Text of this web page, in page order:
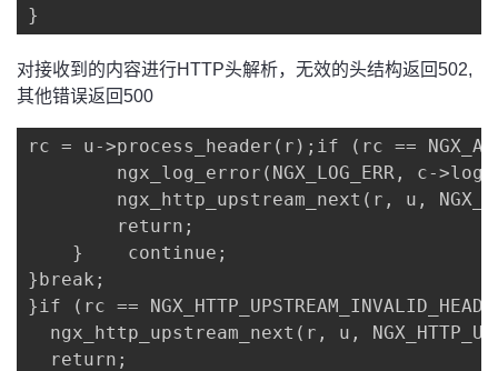
}
对接收到的内容进行HTTP头解析，无效的头结构返回502,
其他错误返回500
rc = u->process_header(r);if (rc ==
ngx_log_error(NGX_LOG_ERR, c->log,
ngx_http_upstream_next(r, u,
return;
}    continue;
}break;
}if (rc ==
ngx_http_upstream_next(r, u,
return;